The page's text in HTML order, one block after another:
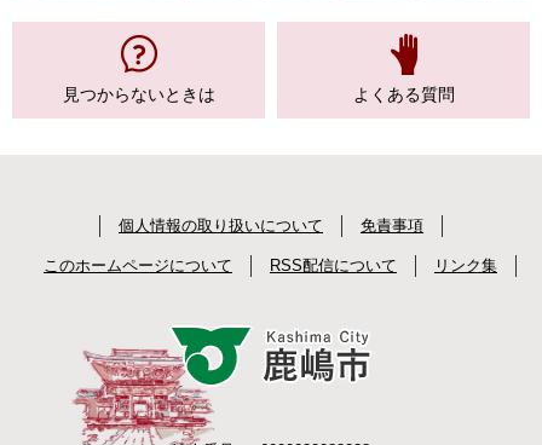
見つからないときは よくある質問
個人情報の取り扱いについて 免責事項
このホームページについて RSS配信について リンク集